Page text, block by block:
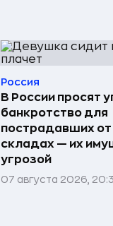
Россия
В России просят
банкротство для
пострадавших
складах — их
угрозой
07 августа 2026,